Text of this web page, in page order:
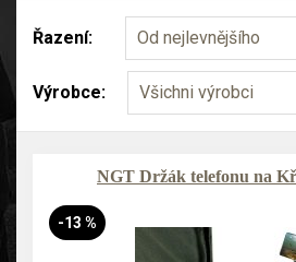
Řazení: Od nejlevnějšího
Výrobce: Všichni výrobci
NGT Držák telefonu na
-13 %